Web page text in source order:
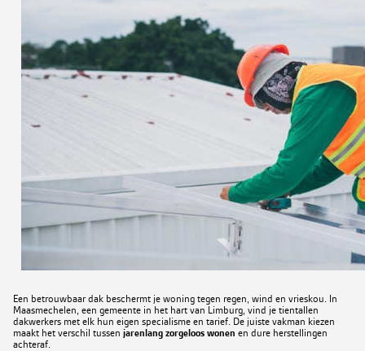
Een betrouwbaar dak beschermt je woning tegen regen, wind en vrieskou. In
Maasmechelen, een gemeente in het hart van Limburg, vind je tientallen
dakwerkers met elk hun eigen specialisme en tarief. De juiste vakman kiezen
maakt het verschil tussen jarenlang zorgeloos wonen en dure herstellingen
achteraf.